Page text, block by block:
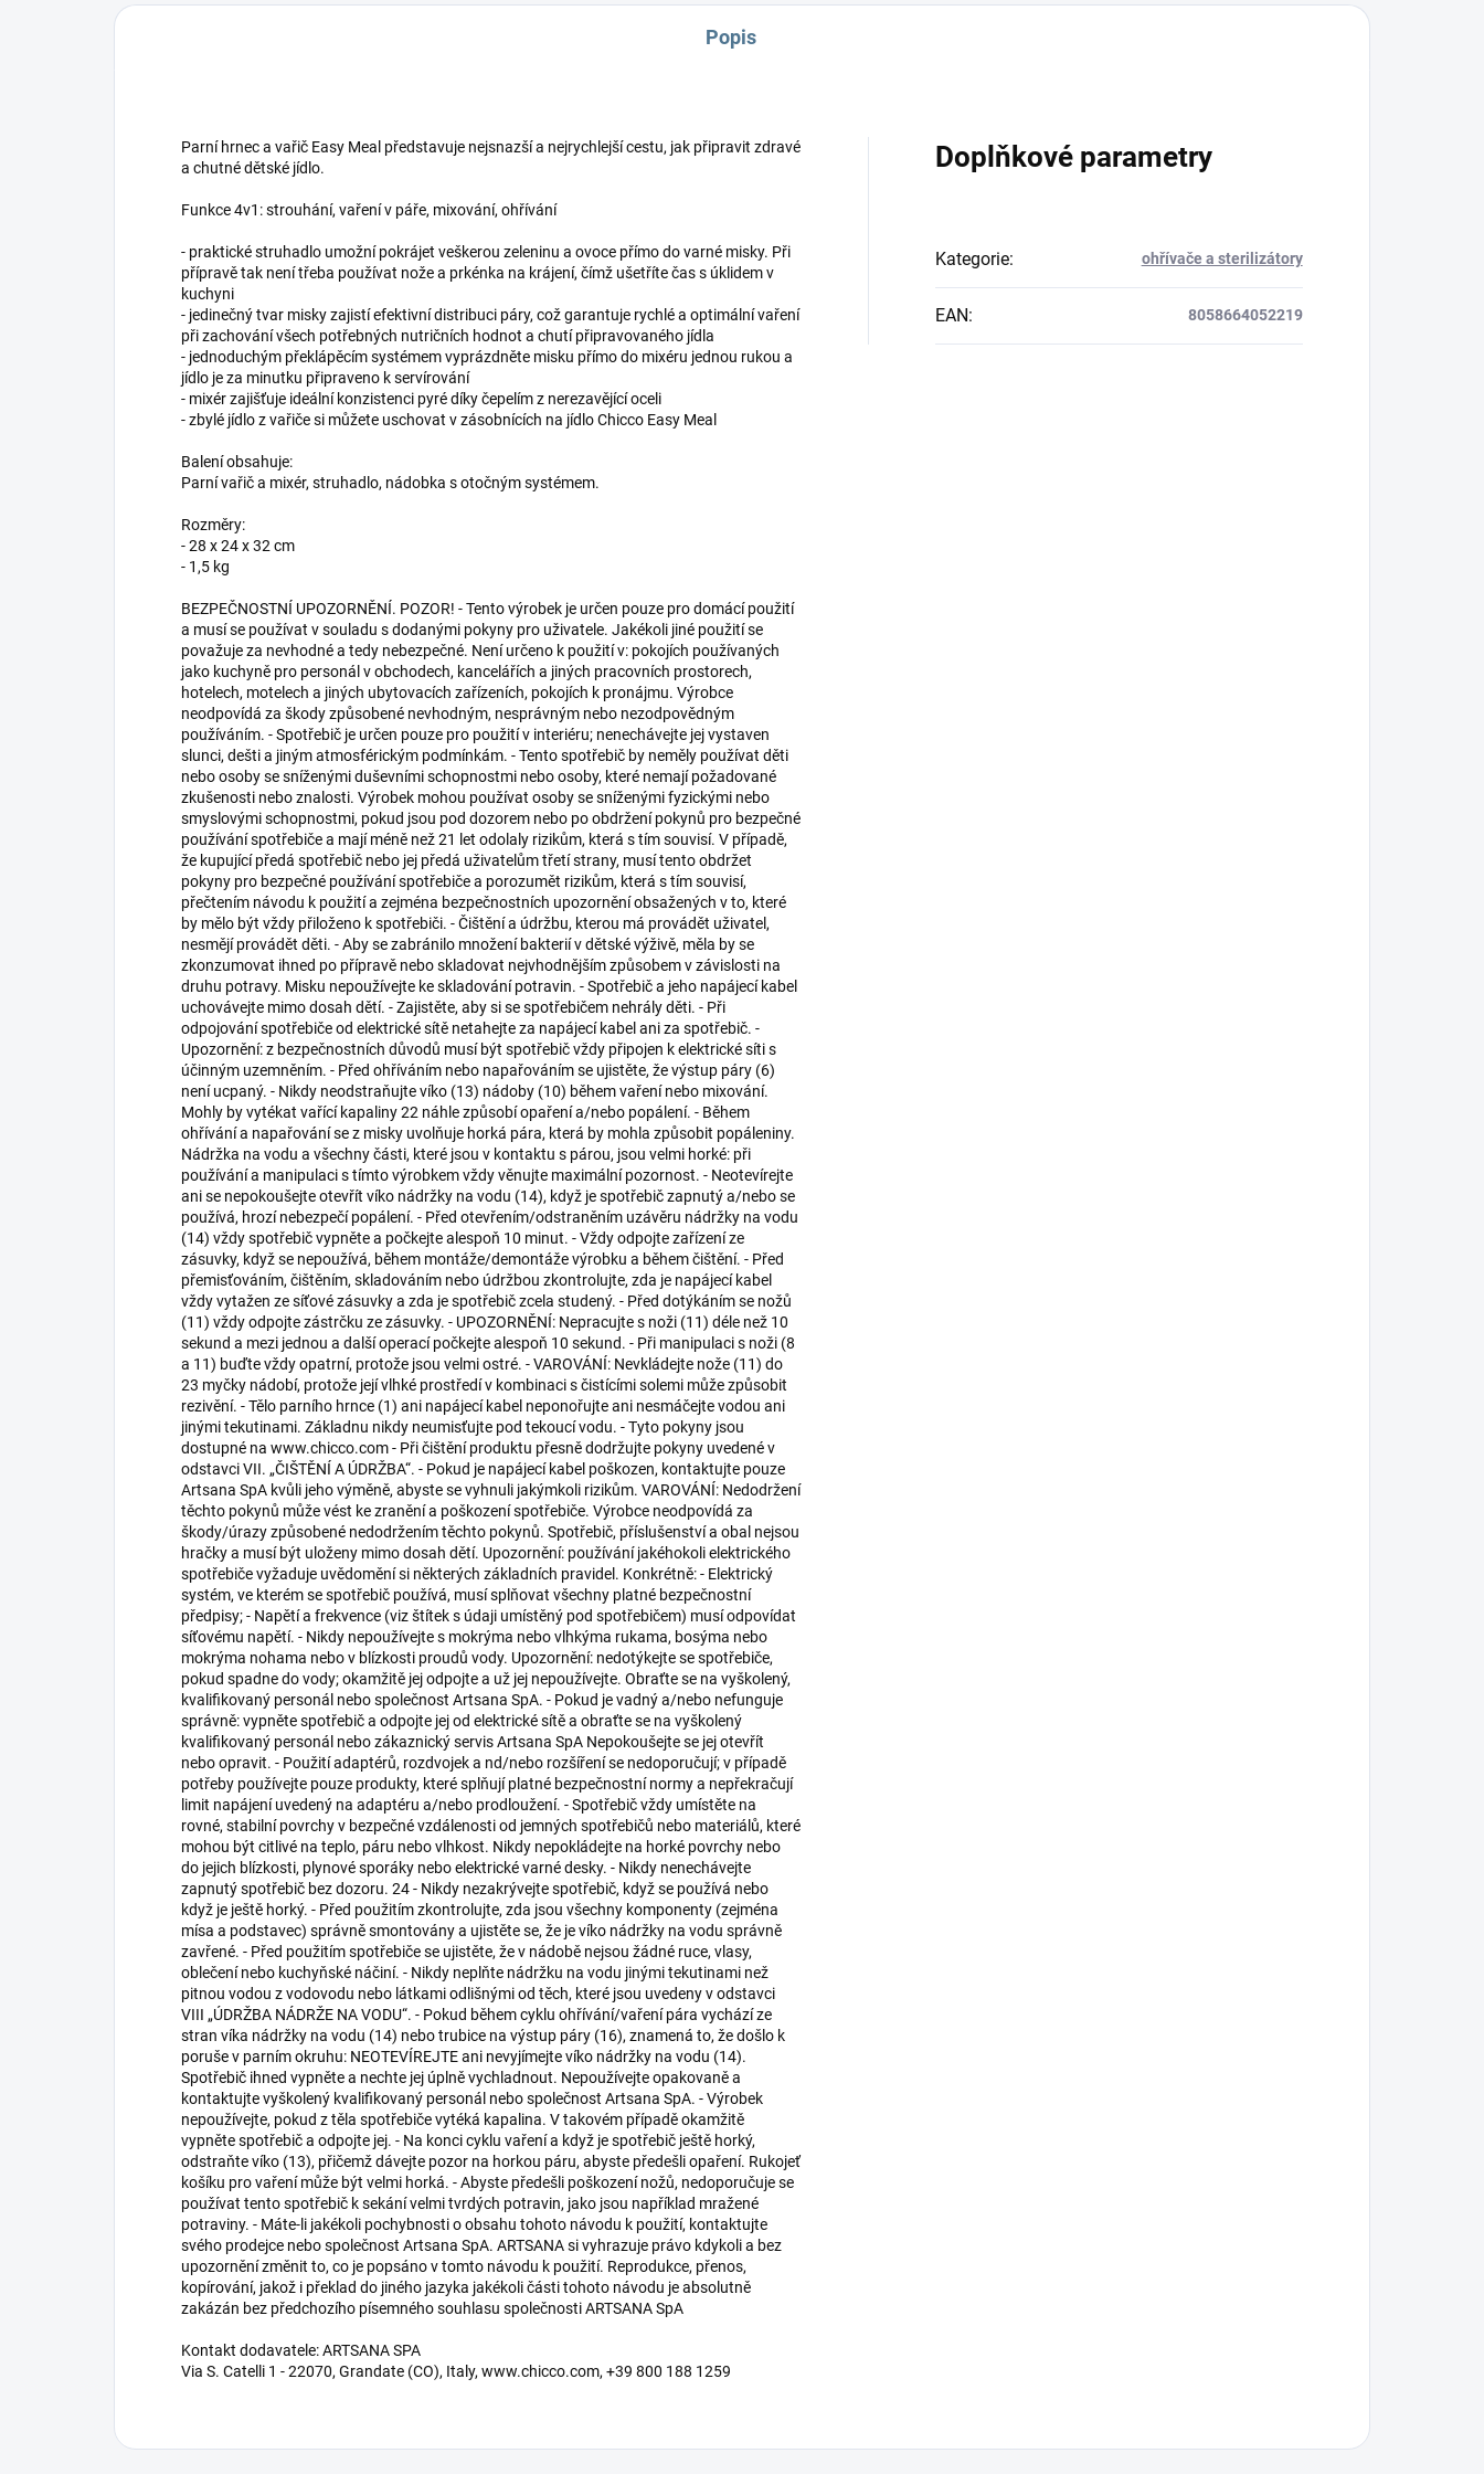
Popis
Parní hrnec a vařič Easy Meal představuje nejsnazší a nejrychlejší cestu, jak připravit zdravé
a chutné dětské jídlo.
Funkce 4v1: strouhání, vaření v páře, mixování, ohřívání
- praktické struhadlo umožní pokrájet veškerou zeleninu a ovoce přímo do varné misky. Při
přípravě tak není třeba používat nože a prkénka na krájení, čímž ušetříte čas s úklidem v
kuchyni
- jedinečný tvar misky zajistí efektivní distribuci páry, což garantuje rychlé a optimální vaření
při zachování všech potřebných nutričních hodnot a chutí připravovaného jídla
- jednoduchým překlápěcím systémem vyprázdněte misku přímo do mixéru jednou rukou a
jídlo je za minutku připraveno k servírování
- mixér zajišťuje ideální konzistenci pyré díky čepelím z nerezavějící oceli
- zbylé jídlo z vařiče si můžete uschovat v zásobnících na jídlo Chicco Easy Meal
Balení obsahuje:
Parní vařič a mixér, struhadlo, nádobka s otočným systémem.
Rozměry:
- 28 x 24 x 32 cm
- 1,5 kg
BEZPEČNOSTNÍ UPOZORNĚNÍ. POZOR! - Tento výrobek je určen pouze pro domácí použití
a musí se používat v souladu s dodanými pokyny pro uživatele. Jakékoli jiné použití se
považuje za nevhodné a tedy nebezpečné. Není určeno k použití v: pokojích používaných
jako kuchyně pro personál v obchodech, kancelářích a jiných pracovních prostorech,
hotelech, motelech a jiných ubytovacích zařízeních, pokojích k pronájmu. Výrobce
neodpovídá za škody způsobené nevhodným, nesprávným nebo nezodpovědným
používáním. - Spotřebič je určen pouze pro použití v interiéru; nenechávejte jej vystaven
slunci, dešti a jiným atmosférickým podmínkám. - Tento spotřebič by neměly používat děti
nebo osoby se sníženými duševními schopnostmi nebo osoby, které nemají požadované
zkušenosti nebo znalosti. Výrobek mohou používat osoby se sníženými fyzickými nebo
smyslovými schopnostmi, pokud jsou pod dozorem nebo po obdržení pokynů pro bezpečné
používání spotřebiče a mají méně než 21 let odolaly rizikům, která s tím souvisí. V případě,
že kupující předá spotřebič nebo jej předá uživatelům třetí strany, musí tento obdržet
pokyny pro bezpečné používání spotřebiče a porozumět rizikům, která s tím souvisí,
přečtením návodu k použití a zejména bezpečnostních upozornění obsažených v to, které
by mělo být vždy přiloženo k spotřebiči. - Čištění a údržbu, kterou má provádět uživatel,
nesmějí provádět děti. - Aby se zabránilo množení bakterií v dětské výživě, měla by se
zkonzumovat ihned po přípravě nebo skladovat nejvhodnějším způsobem v závislosti na
druhu potravy. Misku nepoužívejte ke skladování potravin. - Spotřebič a jeho napájecí kabel
uchovávejte mimo dosah dětí. - Zajistěte, aby si se spotřebičem nehrály děti. - Při
odpojování spotřebiče od elektrické sítě netahejte za napájecí kabel ani za spotřebič. -
Upozornění: z bezpečnostních důvodů musí být spotřebič vždy připojen k elektrické síti s
účinným uzemněním. - Před ohříváním nebo napařováním se ujistěte, že výstup páry (6)
není ucpaný. - Nikdy neodstraňujte víko (13) nádoby (10) během vaření nebo mixování.
Mohly by vytékat vařící kapaliny 22 náhle způsobí opaření a/nebo popálení. - Během
ohřívání a napařování se z misky uvolňuje horká pára, která by mohla způsobit popáleniny.
Nádržka na vodu a všechny části, které jsou v kontaktu s párou, jsou velmi horké: při
používání a manipulaci s tímto výrobkem vždy věnujte maximální pozornost. - Neotevírejte
ani se nepokoušejte otevřít víko nádržky na vodu (14), když je spotřebič zapnutý a/nebo se
používá, hrozí nebezpečí popálení. - Před otevřením/odstraněním uzávěru nádržky na vodu
(14) vždy spotřebič vypněte a počkejte alespoň 10 minut. - Vždy odpojte zařízení ze
zásuvky, když se nepoužívá, během montáže/demontáže výrobku a během čištění. - Před
přemisťováním, čištěním, skladováním nebo údržbou zkontrolujte, zda je napájecí kabel
vždy vytažen ze síťové zásuvky a zda je spotřebič zcela studený. - Před dotýkáním se nožů
(11) vždy odpojte zástrčku ze zásuvky. - UPOZORNĚNÍ: Nepracujte s noži (11) déle než 10
sekund a mezi jednou a další operací počkejte alespoň 10 sekund. - Při manipulaci s noži (8
a 11) buďte vždy opatrní, protože jsou velmi ostré. - VAROVÁNÍ: Nevkládejte nože (11) do
23 myčky nádobí, protože její vlhké prostředí v kombinaci s čistícími solemi může způsobit
rezivění. - Tělo parního hrnce (1) ani napájecí kabel neponořujte ani nesmáčejte vodou ani
jinými tekutinami. Základnu nikdy neumisťujte pod tekoucí vodu. - Tyto pokyny jsou
dostupné na www.chicco.com - Při čištění produktu přesně dodržujte pokyny uvedené v
odstavci VII. „ČIŠTĚNÍ A ÚDRŽBA“. - Pokud je napájecí kabel poškozen, kontaktujte pouze
Artsana SpA kvůli jeho výměně, abyste se vyhnuli jakýmkoli rizikům. VAROVÁNÍ: Nedodržení
těchto pokynů může vést ke zranění a poškození spotřebiče. Výrobce neodpovídá za
škody/úrazy způsobené nedodržením těchto pokynů. Spotřebič, příslušenství a obal nejsou
hračky a musí být uloženy mimo dosah dětí. Upozornění: používání jakéhokoli elektrického
spotřebiče vyžaduje uvědomění si některých základních pravidel. Konkrétně: - Elektrický
systém, ve kterém se spotřebič používá, musí splňovat všechny platné bezpečnostní
předpisy; - Napětí a frekvence (viz štítek s údaji umístěný pod spotřebičem) musí odpovídat
síťovému napětí. - Nikdy nepoužívejte s mokrýma nebo vlhkýma rukama, bosýma nebo
mokrýma nohama nebo v blízkosti proudů vody. Upozornění: nedotýkejte se spotřebiče,
pokud spadne do vody; okamžitě jej odpojte a už jej nepoužívejte. Obraťte se na vyškolený,
kvalifikovaný personál nebo společnost Artsana SpA. - Pokud je vadný a/nebo nefunguje
správně: vypněte spotřebič a odpojte jej od elektrické sítě a obraťte se na vyškolený
kvalifikovaný personál nebo zákaznický servis Artsana SpA Nepokoušejte se jej otevřít
nebo opravit. - Použití adaptérů, rozdvojek a nd/nebo rozšíření se nedoporučují; v případě
potřeby používejte pouze produkty, které splňují platné bezpečnostní normy a nepřekračují
limit napájení uvedený na adaptéru a/nebo prodloužení. - Spotřebič vždy umístěte na
rovné, stabilní povrchy v bezpečné vzdálenosti od jemných spotřebičů nebo materiálů, které
mohou být citlivé na teplo, páru nebo vlhkost. Nikdy nepokládejte na horké povrchy nebo
do jejich blízkosti, plynové sporáky nebo elektrické varné desky. - Nikdy nenechávejte
zapnutý spotřebič bez dozoru. 24 - Nikdy nezakrývejte spotřebič, když se používá nebo
když je ještě horký. - Před použitím zkontrolujte, zda jsou všechny komponenty (zejména
mísa a podstavec) správně smontovány a ujistěte se, že je víko nádržky na vodu správně
zavřené. - Před použitím spotřebiče se ujistěte, že v nádobě nejsou žádné ruce, vlasy,
oblečení nebo kuchyňské náčiní. - Nikdy neplňte nádržku na vodu jinými tekutinami než
pitnou vodou z vodovodu nebo látkami odlišnými od těch, které jsou uvedeny v odstavci
VIII „ÚDRŽBA NÁDRŽE NA VODU“. - Pokud během cyklu ohřívání/vaření pára vychází ze
stran víka nádržky na vodu (14) nebo trubice na výstup páry (16), znamená to, že došlo k
poruše v parním okruhu: NEOTEVÍREJTE ani nevyjímejte víko nádržky na vodu (14).
Spotřebič ihned vypněte a nechte jej úplně vychladnout. Nepoužívejte opakovaně a
kontaktujte vyškolený kvalifikovaný personál nebo společnost Artsana SpA. - Výrobek
nepoužívejte, pokud z těla spotřebiče vytéká kapalina. V takovém případě okamžitě
vypněte spotřebič a odpojte jej. - Na konci cyklu vaření a když je spotřebič ještě horký,
odstraňte víko (13), přičemž dávejte pozor na horkou páru, abyste předešli opaření. Rukojeť
košíku pro vaření může být velmi horká. - Abyste předešli poškození nožů, nedoporučuje se
používat tento spotřebič k sekání velmi tvrdých potravin, jako jsou například mražené
potraviny. - Máte-li jakékoli pochybnosti o obsahu tohoto návodu k použití, kontaktujte
svého prodejce nebo společnost Artsana SpA. ARTSANA si vyhrazuje právo kdykoli a bez
upozornění změnit to, co je popsáno v tomto návodu k použití. Reprodukce, přenos,
kopírování, jakož i překlad do jiného jazyka jakékoli části tohoto návodu je absolutně
zakázán bez předchozího písemného souhlasu společnosti ARTSANA SpA
Kontakt dodavatele: ARTSANA SPA
Via S. Catelli 1 - 22070, Grandate (CO), Italy, www.chicco.com, +39 800 188 1259
Doplňkové parametry
Kategorie: ohřívače a sterilizátory
EAN: 8058664052219